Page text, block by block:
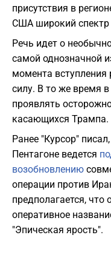
присутствия в
США широкий
Речь идет о
самой однозначной
момента
силу. В то же время
проявлять
касающихся Трампа.
Ранее "Курсор"
Пентагоне ведется
возобновлению
операции против
предполагается,
оперативное
"Эпическая ярость".